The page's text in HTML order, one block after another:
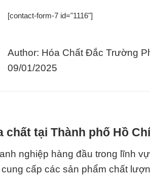
[contact-form-7 id="1116"]
Author: Hóa Chất Đắc Trường
09/01/2025
tại Thành phố Hồ
nghiệp hàng đầu trong lĩnh
cấp các sản phẩm chất